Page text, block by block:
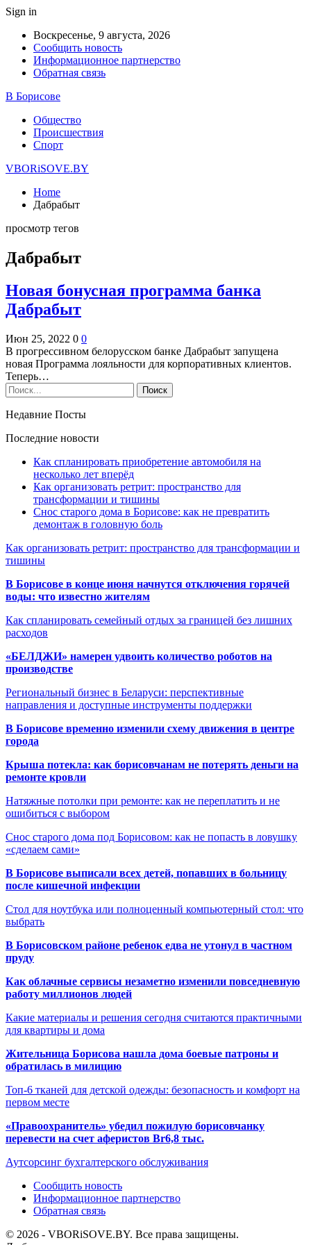
Sign in
Воскресенье, 9 августа, 2026
Сообщить новость
Информационное партнерство
Обратная связь
В Борисове
Общество
Происшествия
Спорт
VBORiSOVE.BY
Home
Дабрабыт
просмотр тегов
Дабрабыт
Новая бонусная программа банка
Дабрабыт
Июн 25, 2022 0 0
В прогрессивном белорусском банке Дабрабыт запущена
новая Программа лояльности для корпоративных клиентов.
Теперь…
Недавние Посты
Последние новости
Как спланировать приобретение автомобиля на
несколько лет вперёд
Как организовать ретрит: пространство для
трансформации и тишины
Снос старого дома в Борисове: как не превратить
демонтаж в головную боль
Как организовать ретрит: пространство для трансформации и
тишины
В Борисове в конце июня начнутся отключения горячей
воды: что известно жителям
Как спланировать семейный отдых за границей без лишних
расходов
«БЕЛДЖИ» намерен удвоить количество роботов на
производстве
Региональный бизнес в Беларуси: перспективные
направления и доступные инструменты поддержки
В Борисове временно изменили схему движения в центре
города
Крыша потекла: как борисовчанам не потерять деньги на
ремонте кровли
Натяжные потолки при ремонте: как не переплатить и не
ошибиться с выбором
Снос старого дома под Борисовом: как не попасть в ловушку
«сделаем сами»
В Борисове выписали всех детей, попавших в больницу
после кишечной инфекции
Стол для ноутбука или полноценный компьютерный стол: что
выбрать
В Борисовском районе ребенок едва не утонул в частном
пруду
Как облачные сервисы незаметно изменили повседневную
работу миллионов людей
Какие материалы и решения сегодня считаются практичными
для квартиры и дома
Жительница Борисова нашла дома боевые патроны и
обратилась в милицию
Топ-6 тканей для детской одежды: безопасность и комфорт на
первом месте
«Правоохранитель» убедил пожилую борисовчанку
перевести на счет аферистов Br6,8 тыс.
Аутсорсинг бухгалтерского обслуживания
Сообщить новость
Информационное партнерство
Обратная связь
© 2026 - VBORiSOVE.BY. Все права защищены.